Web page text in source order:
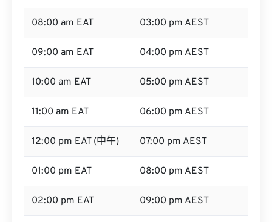
08:00 am EAT 03:00 pm AEST
09:00 am EAT 04:00 pm AEST
10:00 am EAT 05:00 pm AEST
11:00 am EAT 06:00 pm AEST
12:00 pm EAT (中午) 07:00 pm AEST
01:00 pm EAT 08:00 pm AEST
02:00 pm EAT 09:00 pm AEST